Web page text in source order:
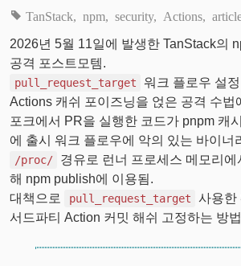
TanStack npm security Actions
2026년 5월 11일에 발생한 TanStack의
공격 포스트모템.
pull_request_target
워크 플로우 설
Actions 캐쉬 포이즈닝을 얹은 공격 수법
포크에서 PR을 실행한 코드가 pnpm 캐
에 출시 워크 플로우에 악의 있는 바이너
/proc/
경유로 런너 프로세스 메모리
해 npm publish에 이용됨.
대책으로
pull_request_target
사용한
서드파티 Action 커밋 해쉬 고정하는 방